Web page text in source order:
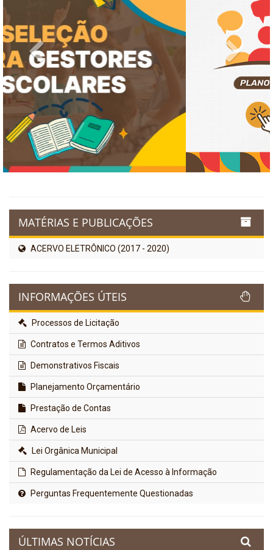
Previous Next
MATÉRIAS E PUBLICAÇÕES
ACERVO ELETRÔNICO (2017 - 2020)
INFORMAÇÕES ÚTEIS
Processos de Licitação
Contratos e Termos Aditivos
Demonstrativos Fiscais
Planejamento Orçamentário
Prestação de Contas
Acervo de Leis
Lei Orgânica Municipal
Regulamentação da Lei de Acesso à Informação
Perguntas Frequentemente Questionadas
ÚLTIMAS NOTÍCIAS